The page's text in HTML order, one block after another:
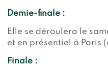
Demie-finale :
Elle se déroulera le
et en présentiel à Paris
Finale :